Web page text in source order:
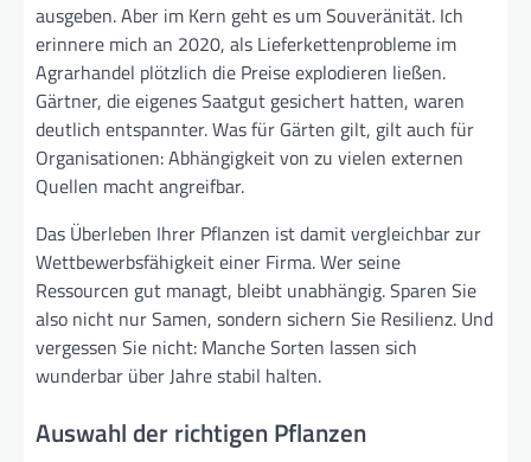
ausgeben. Aber im Kern geht es um Souveränität. Ich
erinnere mich an 2020, als Lieferkettenprobleme im
Agrarhandel plötzlich die Preise explodieren ließen.
Gärtner, die eigenes Saatgut gesichert hatten, waren
deutlich entspannter. Was für Gärten gilt, gilt auch für
Organisationen: Abhängigkeit von zu vielen externen
Quellen macht angreifbar.
Das Überleben Ihrer Pflanzen ist damit vergleichbar zur
Wettbewerbsfähigkeit einer Firma. Wer seine
Ressourcen gut managt, bleibt unabhängig. Sparen Sie
also nicht nur Samen, sondern sichern Sie Resilienz. Und
vergessen Sie nicht: Manche Sorten lassen sich
wunderbar über Jahre stabil halten.
Auswahl der richtigen Pflanzen